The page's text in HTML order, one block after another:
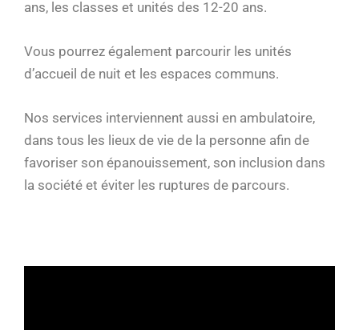
ans, les classes et unités des 12-20 ans.
Vous pourrez également parcourir les unités
d’accueil de nuit et les espaces communs.
Nos services interviennent aussi en ambulatoire,
dans tous les lieux de vie de la personne afin de
favoriser son épanouissement, son inclusion dans
la société et éviter les ruptures de parcours.